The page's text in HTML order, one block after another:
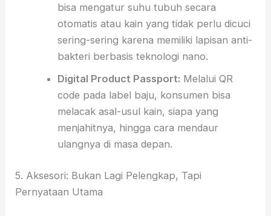
bisa mengatur suhu tubuh secara
otomatis atau kain yang tidak perlu dicuci
sering-sering karena memiliki lapisan anti-
bakteri berbasis teknologi nano.
Digital Product Passport: Melalui QR
code pada label baju, konsumen bisa
melacak asal-usul kain, siapa yang
menjahitnya, hingga cara mendaur
ulangnya di masa depan.
5. Aksesori: Bukan Lagi Pelengkap, Tapi
Pernyataan Utama